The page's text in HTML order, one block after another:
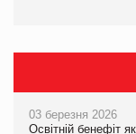
EVA.UA
03 березня 2026
Освітній бенефіт